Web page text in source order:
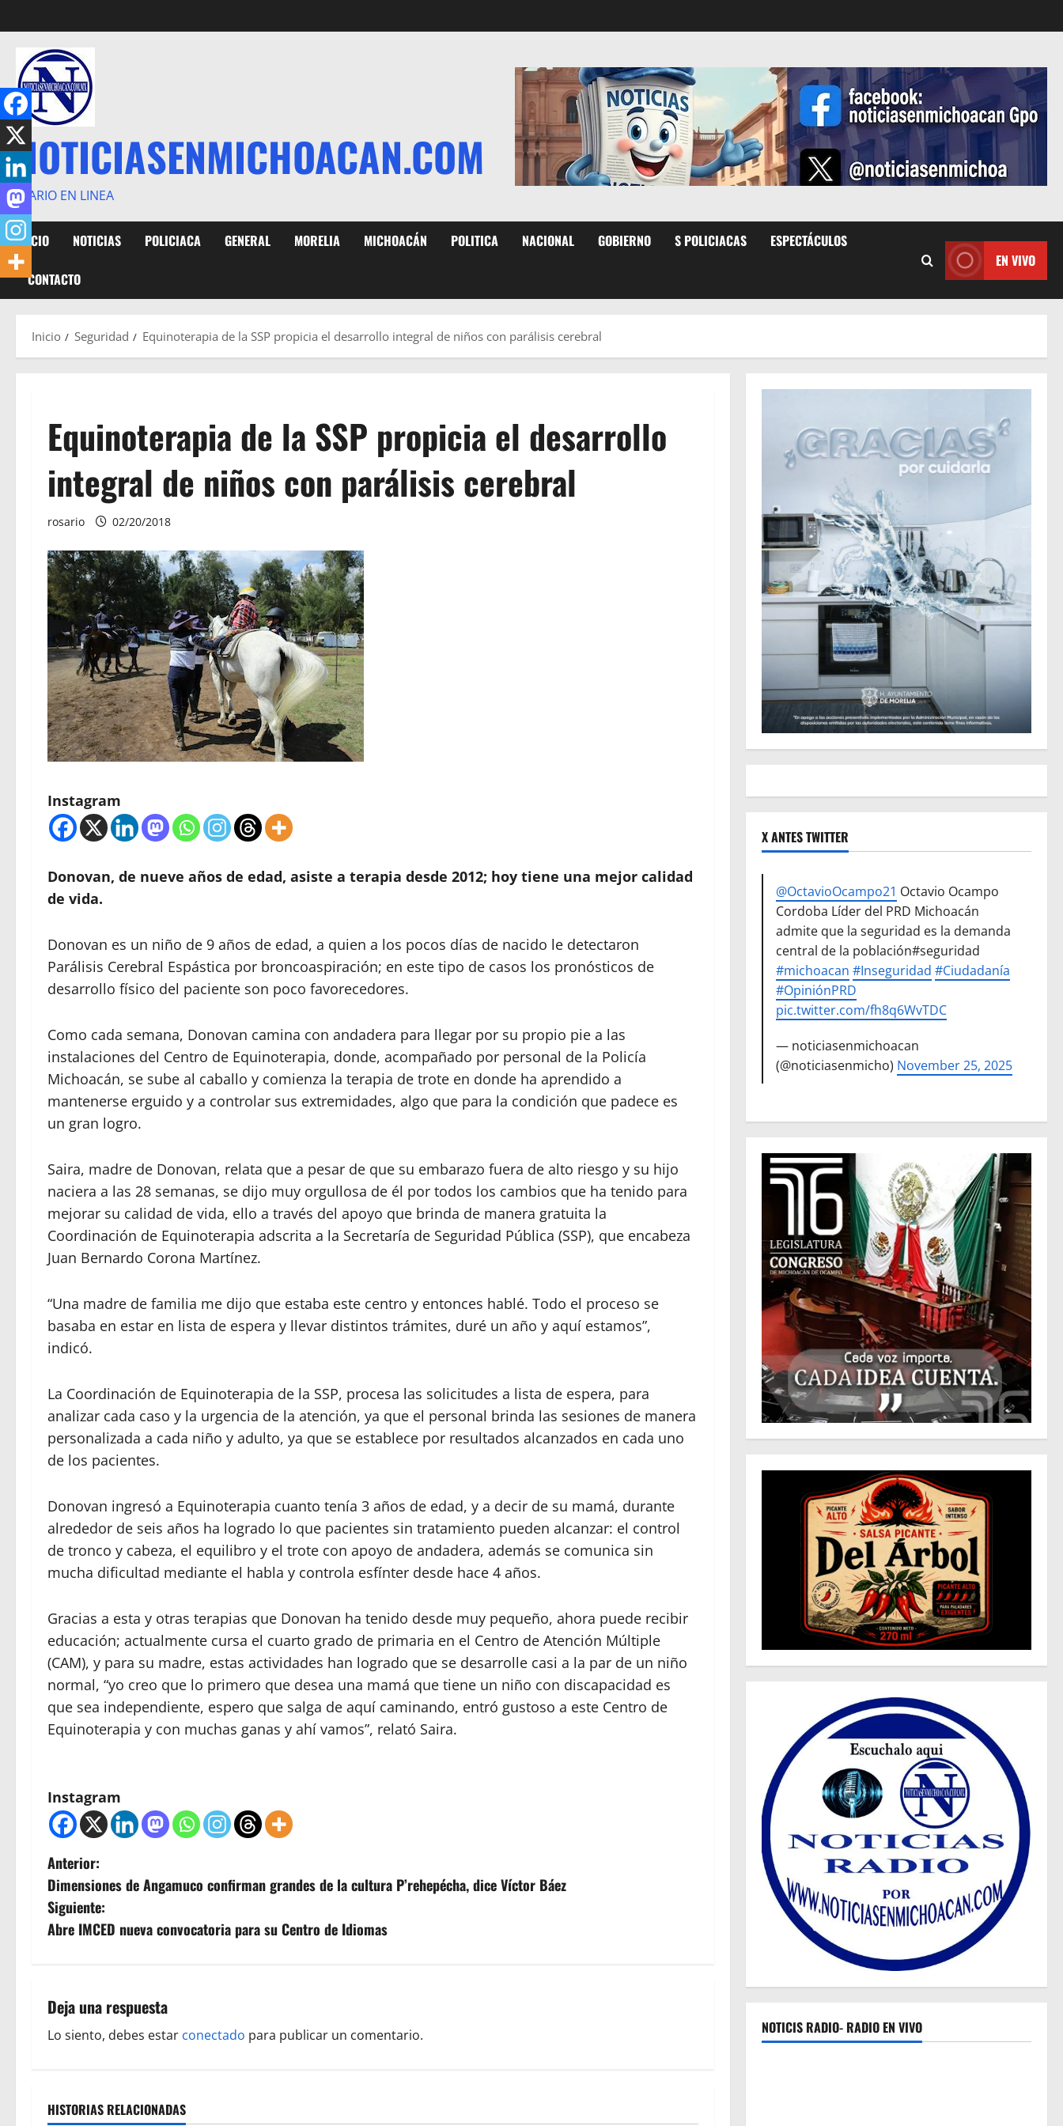
al
contenido
NOTICIASENMICHOACAN.COM
DIARIO EN LINEA
INICIO NOTICIAS POLICIACA GENERAL MORELIA MICHOACÁN POLITICA NACIONAL GOBIERNO S POLICIACAS ESPECTÁCULOS
CONTACTO
EN VIVO
Inicio Seguridad Equinoterapia de la SSP propicia el desarrollo integral de niños con parálisis cerebral
Equinoterapia de la SSP propicia el desarrollo
integral de niños con parálisis cerebral
rosario 02/20/2018
Instagram
Donovan, de nueve años de edad, asiste a terapia desde 2012; hoy tiene una mejor calidad
de vida.
Donovan es un niño de 9 años de edad, a quien a los pocos días de nacido le detectaron
Parálisis Cerebral Espástica por broncoaspiración; en este tipo de casos los pronósticos de
desarrollo físico del paciente son poco favorecedores.
Como cada semana, Donovan camina con andadera para llegar por su propio pie a las
instalaciones del Centro de Equinoterapia, donde, acompañado por personal de la Policía
Michoacán, se sube al caballo y comienza la terapia de trote en donde ha aprendido a
mantenerse erguido y a controlar sus extremidades, algo que para la condición que padece es
un gran logro.
Saira, madre de Donovan, relata que a pesar de que su embarazo fuera de alto riesgo y su hijo
naciera a las 28 semanas, se dijo muy orgullosa de él por todos los cambios que ha tenido para
mejorar su calidad de vida, ello a través del apoyo que brinda de manera gratuita la
Coordinación de Equinoterapia adscrita a la Secretaría de Seguridad Pública (SSP), que encabeza
Juan Bernardo Corona Martínez.
“Una madre de familia me dijo que estaba este centro y entonces hablé. Todo el proceso se
basaba en estar en lista de espera y llevar distintos trámites, duré un año y aquí estamos”,
indicó.
La Coordinación de Equinoterapia de la SSP, procesa las solicitudes a lista de espera, para
analizar cada caso y la urgencia de la atención, ya que el personal brinda las sesiones de manera
personalizada a cada niño y adulto, ya que se establece por resultados alcanzados en cada uno
de los pacientes.
Donovan ingresó a Equinoterapia cuanto tenía 3 años de edad, y a decir de su mamá, durante
alrededor de seis años ha logrado lo que pacientes sin tratamiento pueden alcanzar: el control
de tronco y cabeza, el equilibro y el trote con apoyo de andadera, además se comunica sin
mucha dificultad mediante el habla y controla esfínter desde hace 4 años.
Gracias a esta y otras terapias que Donovan ha tenido desde muy pequeño, ahora puede recibir
educación; actualmente cursa el cuarto grado de primaria en el Centro de Atención Múltiple
(CAM), y para su madre, estas actividades han logrado que se desarrolle casi a la par de un niño
normal, “yo creo que lo primero que desea una mamá que tiene un niño con discapacidad es
que sea independiente, espero que salga de aquí caminando, entró gustoso a este Centro de
Equinoterapia y con muchas ganas y ahí vamos”, relató Saira.
Instagram
N
a
v
g
a
i
Anterior:
Dimensiones de Angamuco confirman grandes de la cultura P’rehepécha, dice Víctor Báez
Siguiente:
Abre IMCED nueva convocatoria para su Centro de Idiomas
Deja una respuesta
Lo siento, debes estar conectado para publicar un comentario.
HISTORIAS RELACIONADAS
X ANTES TWITTER
@OctavioOcampo21 Octavio Ocampo
Cordoba Líder del PRD Michoacán
admite que la seguridad es la demanda
central de la población#seguridad
#michoacan #Inseguridad #Ciudadanía
#OpiniónPRD
pic.twitter.com/fh8q6WvTDC
— noticiasenmichoacan
(@noticiasenmicho) November 25, 2025
NOTICIS RADIO- RADIO EN VIVO